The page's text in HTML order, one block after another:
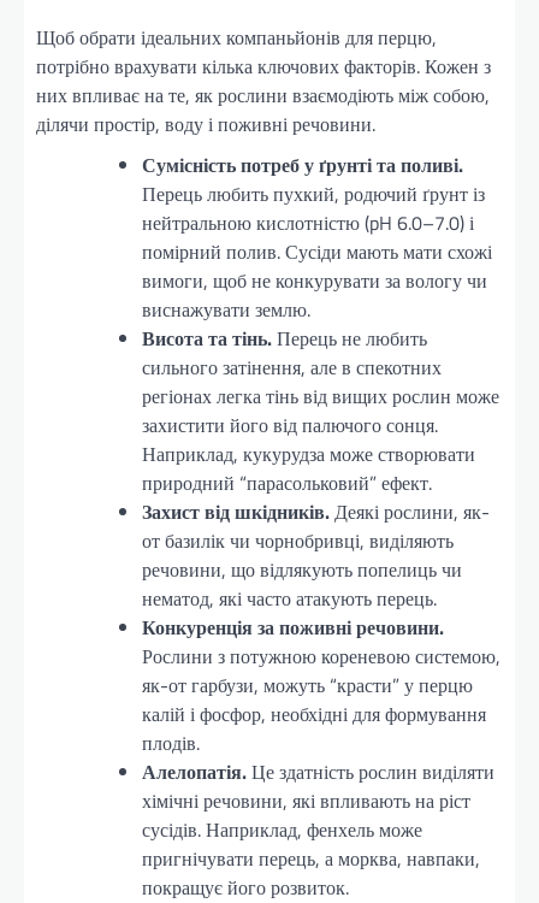
Щоб обрати ідеальних компаньйонів для перцю,
потрібно врахувати кілька ключових факторів. Кожен з
них впливає на те, як рослини взаємодіють між собою,
ділячи простір, воду і поживні речовини.
Сумісність потреб у ґрунті та поливі.
Перець любить пухкий, родючий ґрунт із
нейтральною кислотністю (pH 6.0–7.0) і
помірний полив. Сусіди мають мати схожі
вимоги, щоб не конкурувати за вологу чи
виснажувати землю.
Висота та тінь.Перець не любить
сильного затінення, але в спекотних
регіонах легка тінь від вищих рослин може
захистити його від палючого сонця.
Наприклад, кукурудза може створювати
природний “парасольковий” ефект.
Захист від шкідників.Деякі рослини, як-
от базилік чи чорнобривці, виділяють
речовини, що відлякують попелиць чи
нематод, які часто атакують перець.
Конкуренція за поживні речовини.
Рослини з потужною кореневою системою,
як-от гарбузи, можуть “красти” у перцю
калій і фосфор, необхідні для формування
плодів.
Алелопатія.Це здатність рослин виділяти
хімічні речовини, які впливають на ріст
сусідів. Наприклад, фенхель може
пригнічувати перець, а морква, навпаки,
покращує його розвиток.